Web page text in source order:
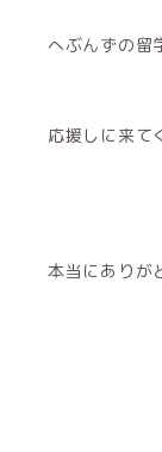
へぶんずの留
応援しに来て
本当にあり